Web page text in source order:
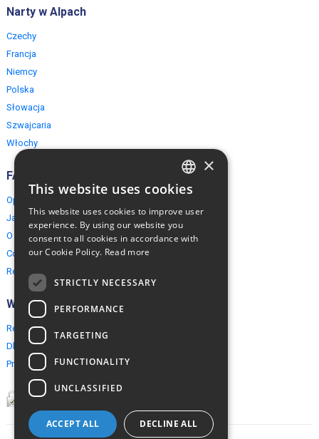
Narty w Alpach
Czechy
Francja
Niemcy
Polska
Słowacja
Szwajcaria
Włochy
FAQ
Opinie naszych klientów
Jak rezerwować?
O EuropeMountains.com
Cookies, Prywatność, Bezpieczeństwo
Regulamin
Współpraca
Rezerwacja grupowa
Dla agentów turystycznych
Program partnerski
ENGLISH
×
This website uses cookies
This website uses cookies to improve user
experience. By using our website you
consent to all cookies in accordance with
our Cookie Policy. Read more
STRICTLY NECESSARY
PERFORMANCE
TARGETING
FUNCTIONALITY
UNCLASSIFIED
ACCEPT ALL DECLINE ALL